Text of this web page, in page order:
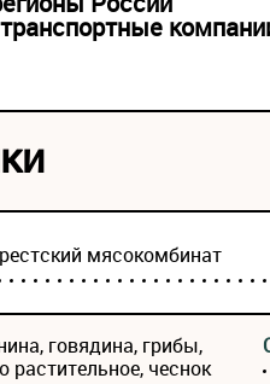
мясокомбинат
говядина, грибы,
растительное, чеснок